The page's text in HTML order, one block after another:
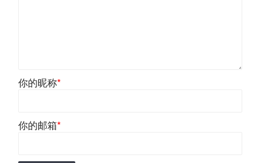
你的昵称*
你的邮箱*